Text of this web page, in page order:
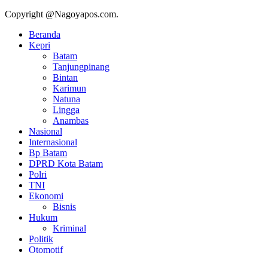
Copyright @Nagoyapos.com.
Beranda
Kepri
Batam
Tanjungpinang
Bintan
Karimun
Natuna
Lingga
Anambas
Nasional
Internasional
Bp Batam
DPRD Kota Batam
Polri
TNI
Ekonomi
Bisnis
Hukum
Kriminal
Politik
Otomotif